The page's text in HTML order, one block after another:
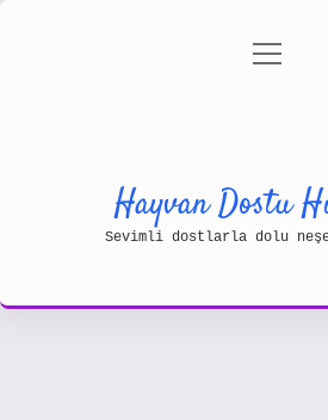
Gizlilik menüyü
Hayvan Dostu
Sevimli dostlarla dolu